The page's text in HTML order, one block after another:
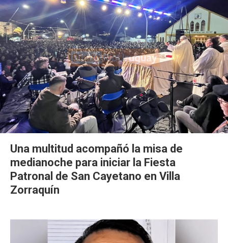
Una multitud acompañó la misa de
medianoche para iniciar la Fiesta
Patronal de San Cayetano en Villa
Zorraquín